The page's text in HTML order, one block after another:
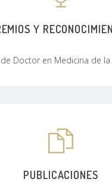
Y
Doctor en Medicina de la
PUBLICACIONES